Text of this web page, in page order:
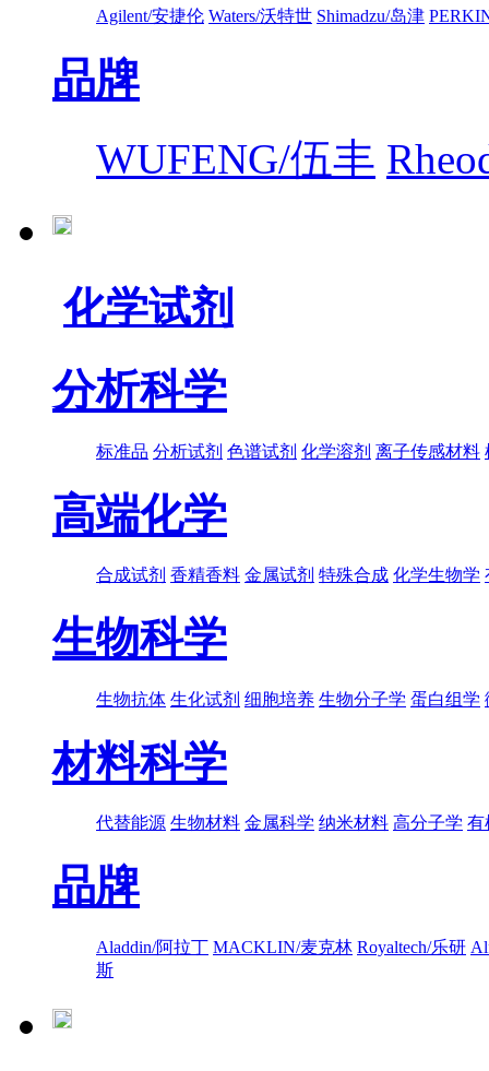
Agilent/安捷伦 Waters/沃特世 Shimadzu/岛津
品牌
WUFENG/伍丰
化学试剂
分析科学
标准品 分析试剂 色谱试剂 化学溶剂 离子传感材料
高端化学
合成试剂 香精香料 金属试剂 特殊合成 化学生物学
生物科学
生物抗体 生化试剂 细胞培养 生物分子学 蛋白组学
材料科学
代替能源 生物材料 金属科学 纳米材料 高分子学 有
品牌
Aladdin/阿拉丁 MACKLIN/麦克林 Royaltech/乐研
斯